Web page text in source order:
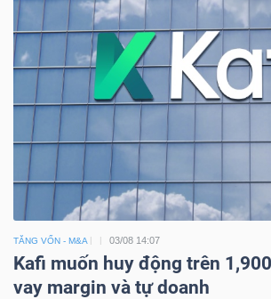
TĂNG VỐN - M&A 03/08 14:07
Kafi muốn huy động trên
vay margin và tự doanh